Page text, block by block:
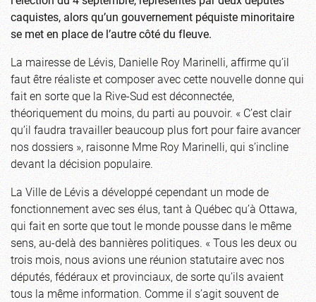
caquistes, alors qu’un gouvernement péquiste minoritaire
se met en place de l’autre côté du fleuve.
La mairesse de Lévis, Danielle Roy Marinelli, affirme qu’il
faut être réaliste et composer avec cette nouvelle donne qui
fait en sorte que la Rive-Sud est déconnectée,
théoriquement du moins, du parti au pouvoir. « C’est clair
qu’il faudra travailler beaucoup plus fort pour faire avancer
nos dossiers », raisonne Mme Roy Marinelli, qui s’incline
devant la décision populaire.
La Ville de Lévis a développé cependant un mode de
fonctionnement avec ses élus, tant à Québec qu’à Ottawa,
qui fait en sorte que tout le monde pousse dans le même
sens, au-delà des bannières politiques. « Tous les deux ou
trois mois, nous avions une réunion statutaire avec nos
députés, fédéraux et provinciaux, de sorte qu’ils avaient
tous la même information. Comme il s’agit souvent de